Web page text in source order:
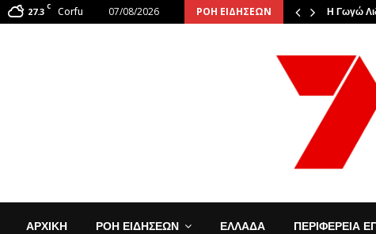
27.3 C Corfu 07/08/2026 ΡΟΗ ΕΙΔΗΣΕΩΝ
Οι φιναλίστ αναστάτωσαν την… Η Γωγώ
ΑΡΧΙΚΗ ΡΟΗ ΕΙΔΗΣΕΩΝ ΕΛΛΑΔΑ ΠΕΡΙΦΕΡΕΙΑ